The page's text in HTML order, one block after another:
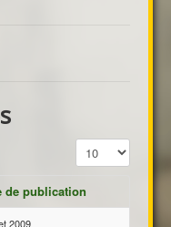
Affichage #
de publication
2009